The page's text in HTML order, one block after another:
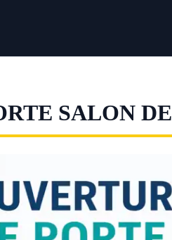
SALON